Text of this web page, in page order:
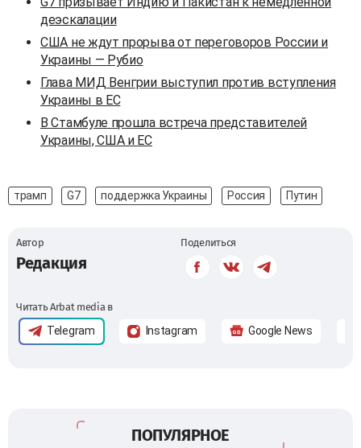
деэскалации
США не ждут прорыва от переговоров России и
Украины — Рубио
Глава МИД Венгрии выступил против вступления
Украины в ЕС
В Стамбуле прошла встреча представителей
Украины, США и ЕС
трамп G7 поддержка Украины Россия Путин
Автор
Редакция
Поделиться
Читать Arbat media в
Telegram Instagram Google News
ПОПУЛЯРНОЕ